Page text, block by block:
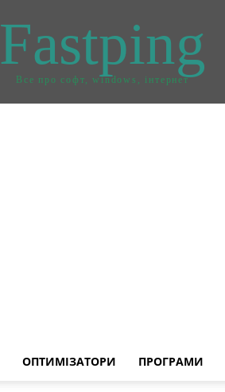
Fastping
Все про софт, windows, інтернет
ОПТИМІЗАТОРИ ПРОГРАМИ